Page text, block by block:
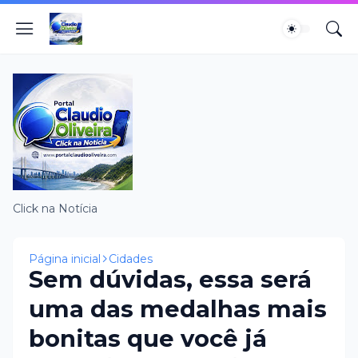
Click na Notícia
Página inicial Cidades
Sem dúvidas, essa será
uma das medalhas mais
bonitas que você já